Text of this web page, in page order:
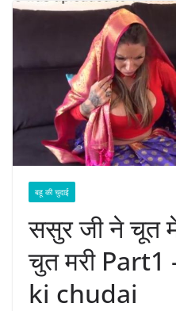
बहू की चुदाई
ससुर जी ने चूत
चुत मरी
ki chudai